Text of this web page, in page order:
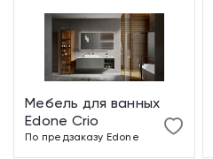
Мебель для ванных
Edone Crio
По предзаказу Edone